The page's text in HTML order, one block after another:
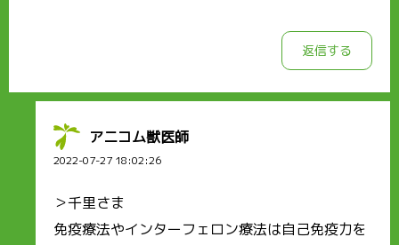
返信する
アニコム獣医師
2022-07-27 18:02:26
＞千里さま
免疫療法やインターフェロン療法は自己免疫力を